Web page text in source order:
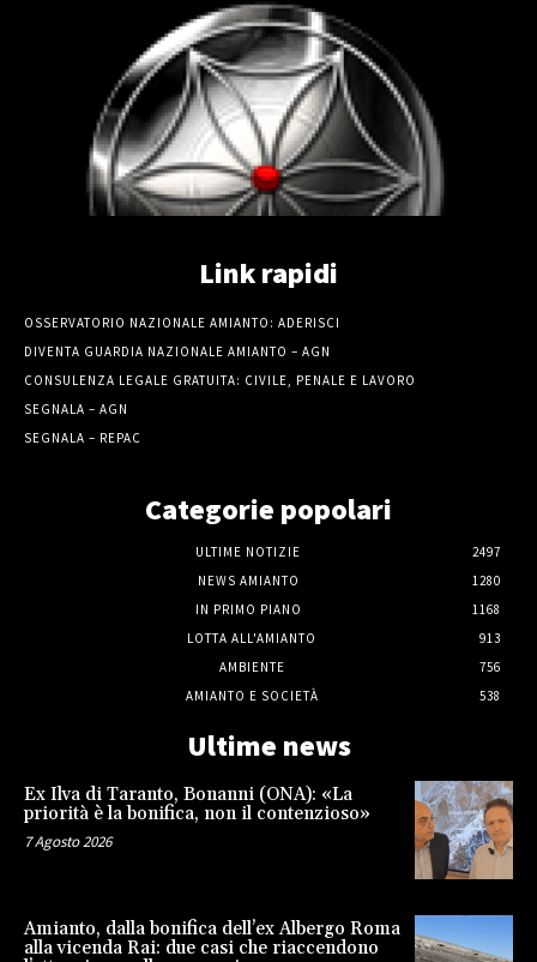
Link rapidi
OSSERVATORIO NAZIONALE AMIANTO: ADERISCI
DIVENTA GUARDIA NAZIONALE AMIANTO – AGN
CONSULENZA LEGALE GRATUITA: CIVILE, PENALE E LAVORO
SEGNALA – AGN
SEGNALA – REPAC
Categorie popolari
ULTIME NOTIZIE
2497
NEWS AMIANTO
1280
IN PRIMO PIANO
1168
LOTTA ALL'AMIANTO
913
AMBIENTE
756
AMIANTO E SOCIETÀ
538
Ultime news
Ex Ilva di Taranto, Bonanni (ONA): «La
priorità è la bonifica, non il contenzioso»
7 Agosto 2026
Amianto, dalla bonifica dell’ex Albergo Roma
alla vicenda Rai: due casi che riaccendono